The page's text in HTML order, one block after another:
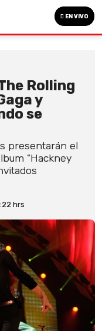
EN VIVO
Rolling
y
se
presentarán el
"Hackney
hrs